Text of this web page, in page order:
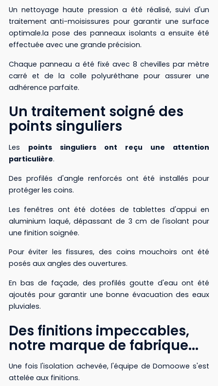
Un nettoyage haute pression a été réalisé, suivi d'un
traitement anti-moisissures pour garantir une surface
optimale.la pose des panneaux isolants a ensuite été
effectuée avec une grande précision.
Chaque panneau a été fixé avec 8 chevilles par mètre
carré et de la colle polyuréthane pour assurer une
adhérence parfaite.
Un traitement soigné des
points singuliers
Les points singuliers ont reçu une attention
particulière.
Des profilés d'angle renforcés ont été installés pour
protéger les coins.
Les fenêtres ont été dotées de tablettes d'appui en
aluminium laqué, dépassant de 3 cm de l'isolant pour
une finition soignée.
Pour éviter les fissures, des coins mouchoirs ont été
posés aux angles des ouvertures.
En bas de façade, des profilés goutte d'eau ont été
ajoutés pour garantir une bonne évacuation des eaux
pluviales.
Des finitions impeccables,
notre marque de fabrique...
Une fois l'isolation achevée, l'équipe de Domoowe s'est
attelée aux finitions.